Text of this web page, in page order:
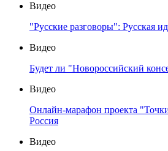
Видео
"Русские разговоры": Русская
Видео
Будет ли "Новороссийский
Видео
Онлайн-марафон проекта
Россия
Видео